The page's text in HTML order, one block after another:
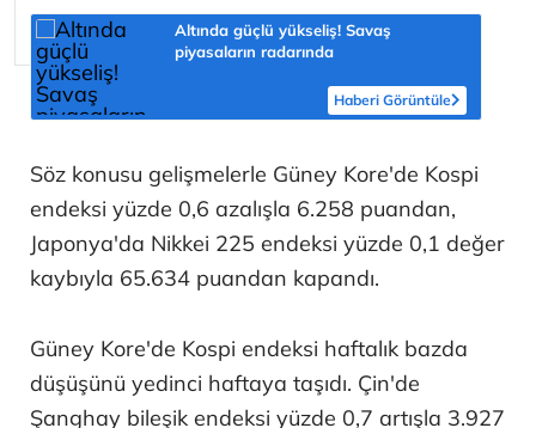
Altında güçlü yükseliş! Savaş
piyasaların radarında
Haberi Görüntüle
Söz konusu gelişmelerle Güney Kore'de Kospi
endeksi yüzde 0,6 azalışla 6.258 puandan,
Japonya'da Nikkei 225 endeksi yüzde 0,1 değer
kaybıyla 65.634 puandan kapandı.
Güney Kore'de Kospi endeksi haftalık bazda
düşüşünü yedinci haftaya taşıdı. Çin'de
Şanghay bileşik endeksi yüzde 0,7 artışla 3.927